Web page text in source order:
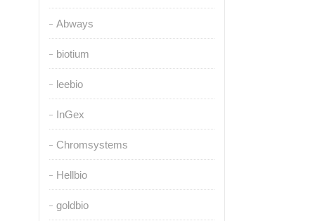
Abways
biotium
leebio
InGex
Chromsystems
Hellbio
goldbio